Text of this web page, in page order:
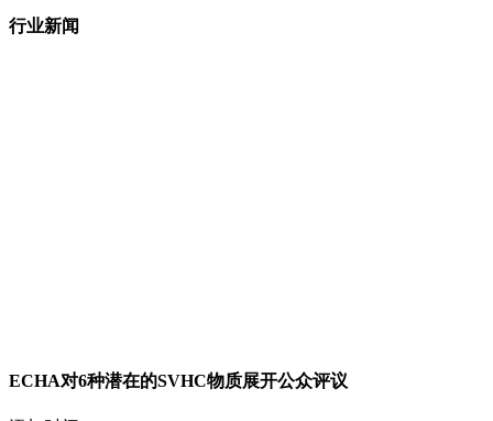
行业新闻
ECHA对6种潜在的SVHC物质展开公众评议